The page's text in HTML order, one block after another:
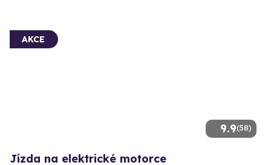
9.9(58)
AKCE
Jízda na elektrické motorce